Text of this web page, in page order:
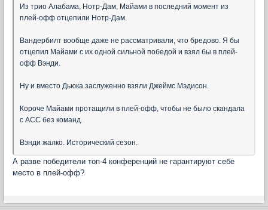
Из трио Алабама, Нотр-Дам, Майами в последний момент из
плей-офф отцепили Нотр-Дам.
Вандербилт вообще даже не рассматривали, что бредово. Я бы
отцепил Майами с их одной сильной победой и взял бы в плей-
офф Вэнди.
Ну и вместо Дьюка заслуженно взяли Джеймс Мэдисон.
Короче Майами протащили в плей-офф, чтобы не было скандала
с АСС без команд.
Вэнди жалко. Исторический сезон.
А разве победители топ-4 конференций не гарантируют себе
место в плей-офф?